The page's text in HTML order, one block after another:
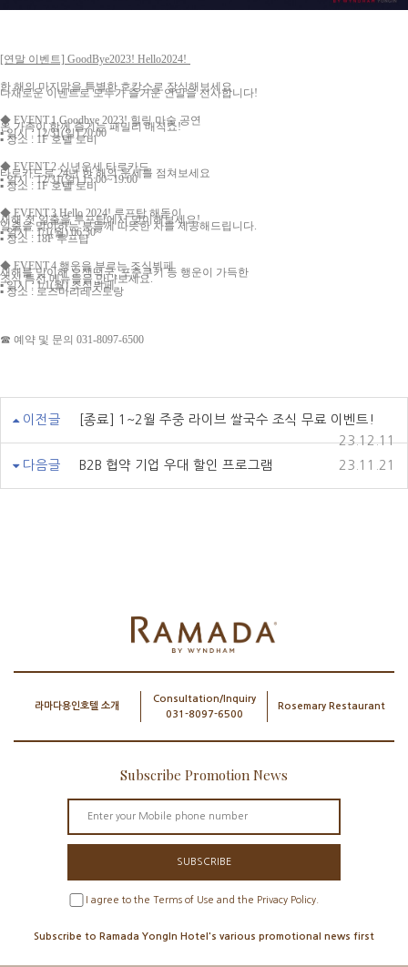
[연말 이벤트] GoodBye2023! Hello2024!
한 해의 마지막을 특별한 호캉스로 장식해보세요
다채로운 이벤트로 모두가 즐거운 연말을 선사합니다!
◆ EVENT.1 Goodbye 2023! 힐링 마술 공연
온 가족이 함께 즐기는 패밀리 매직쇼!
▪ 일시 : 12/31(일) 20:00
▪ 장소 : 1F 호텔 로비
◆ EVENT.2 신년운세 타로카드
타로카드로 24년 한 해의 운세를 점쳐보세요
▪ 일시 : 12/31(일) 15:00~19:00
▪ 장소 : 1F 호텔 로비
◆ EVENT.3 Hello 2024! 루프탑 해돋이
새해 첫 일출을 루프탑에서 맞이해보세요!
일출을 맞이하는 분들께 따뜻한 차를 제공해드립니다.
▪ 일시 : 1/1(월) 06:30~
▪ 장소 : 18F 루프탑
◆ EVENT.4 행운을 부르는 조식뷔페
새해를 맞이해 오색떡국, 포춘쿠키 등 행운이 가득한
조식 특선 메뉴들을 만나보세요.
▪ 일시 : 1/1(월) 조식뷔페
▪ 장소 : 로즈마리레스토랑
☎ 예약 및 문의 031-8097-6500
이전글
[종료] 1~2월 주중 라이브 쌀국수 조식 무료 이벤트!
23.12.11
다음글
B2B 협약 기업 우대 할인 프로그램 23.11.21
라마다용인호텔 소개
Consultation/Inquiry
031-8097-6500
Rosemary Restaurant
Subscribe Promotion News
SUBSCRIBE
I agree to the Terms of Use and the Privacy Policy.
Subscribe to Ramada YongIn Hotel's various promotional news first